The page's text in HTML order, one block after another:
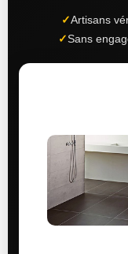
✓Artisans
✓Sans